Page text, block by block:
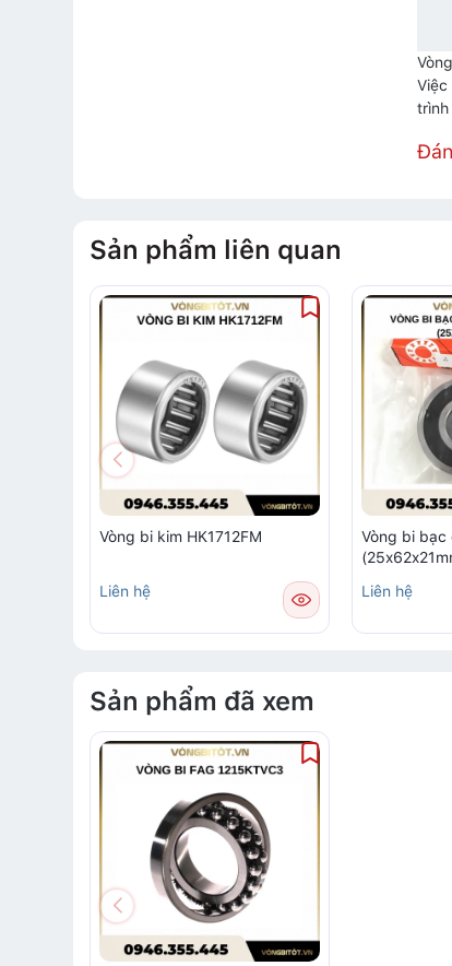
trình
Sản phẩm liên quan
Vòng bi kim HK1712FM
Liên hệ
Vòng bi bạc
Liên hệ
Sản phẩm đã xem